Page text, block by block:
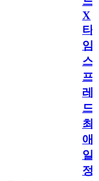
X
타
임
스
프
레
드]
최
애
일
정